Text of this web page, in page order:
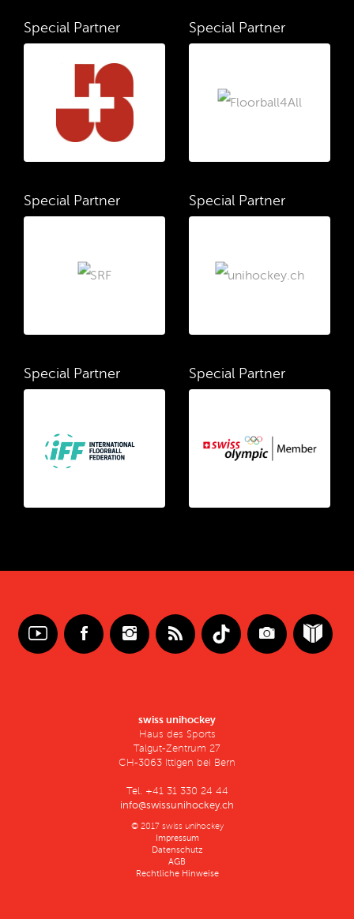
Special Partner Special Partner
Special Partner Special Partner
Special Partner Special Partner
swiss unihockey
Haus des Sports
Talgut-Zentrum 27
CH-3063 Ittigen bei Bern
Tel. +41 31 330 24 44
info@swissunihockey.ch
© 2017 swiss unihockey
Impressum
Datenschutz
AGB
Rechtliche Hinweise